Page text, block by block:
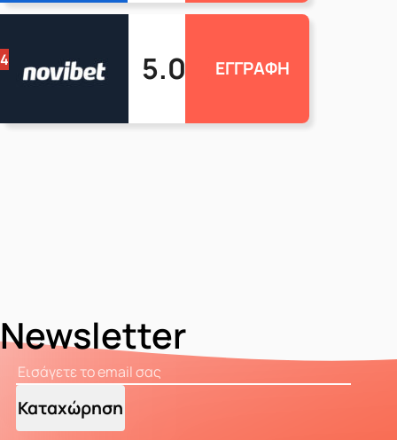
4 5.0 ΕΓΓΡΑΦΗ
Newsletter
Καταχώρηση